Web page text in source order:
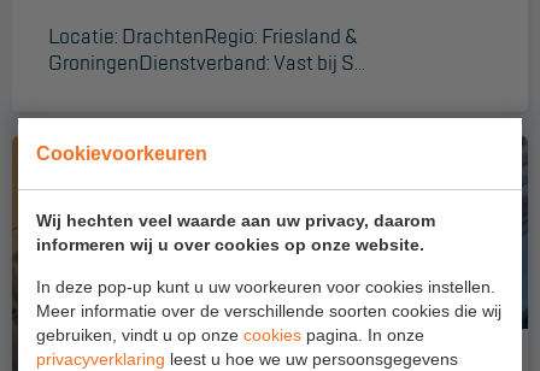
Cookievoorkeuren
Wij hechten veel waarde aan uw privacy, daarom
informeren wij u over cookies op onze website.
In deze pop-up kunt u uw voorkeuren voor cookies instellen.
Meer informatie over de verschillende soorten cookies die wij
gebruiken, vindt u op onze cookies pagina. In onze
privacyverklaring leest u hoe we uw persoonsgegevens
Aanmelden Inspectiewekker
Vestigingen
Dealers
Werken bij ons
Product video's
Blog
Locatie: DrachtenRegio: Friesland &
GroningenDienstverband: Vast bij S...